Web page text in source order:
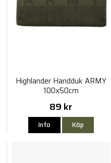
Highlander Handduk ARMY
100x50cm
89 kr
Info Köp